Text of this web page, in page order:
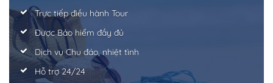
Trực tiếp điều hành Tour
Được Bảo hiểm đầy đủ
Dịch vụ Chu đáo, nhiệt tình
Hỗ trợ 24/24